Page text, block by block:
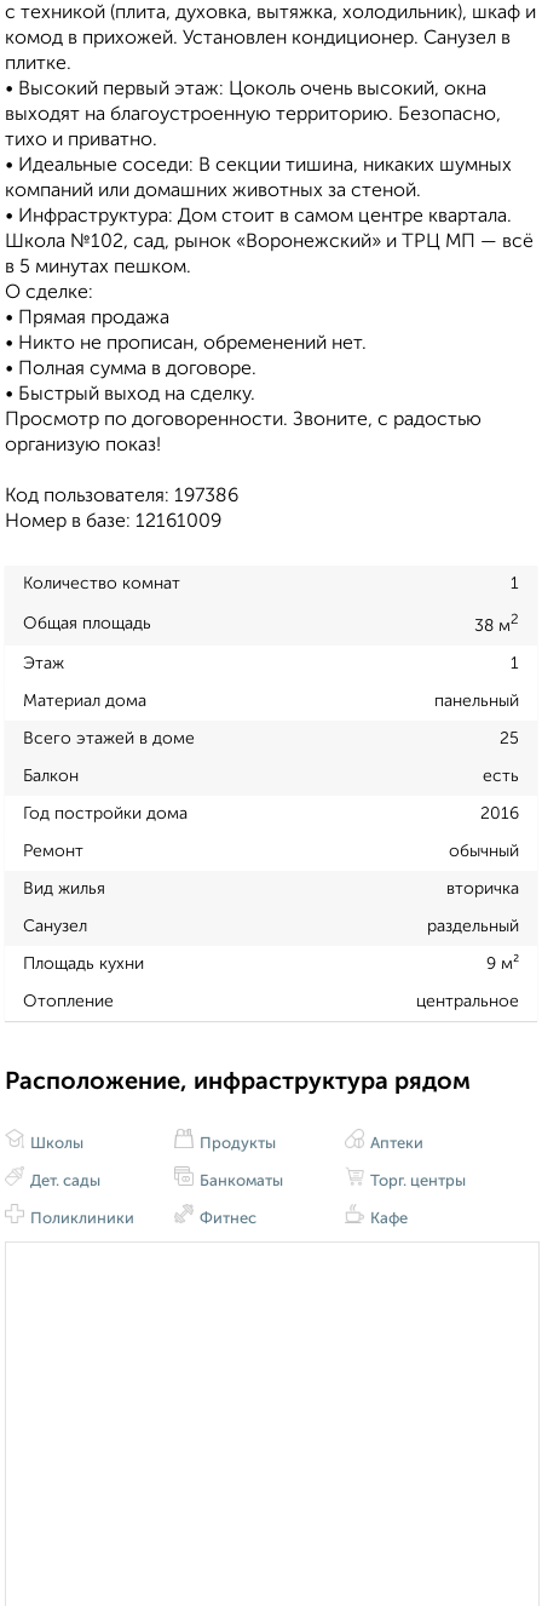
с техникой (плита, духовка, вытяжка, холодильник), шкаф и
комод в прихожей. Установлен кондиционер. Санузел в
плитке.
• Высокий первый этаж: Цоколь очень высокий, окна
выходят на благоустроенную территорию. Безопасно,
тихо и приватно.
• Идеальные соседи: В секции тишина, никаких шумных
компаний или домашних животных за стеной.
• Инфраструктура: Дом стоит в самом центре квартала.
Школа №102, сад, рынок «Воронежский» и ТРЦ МП — всё
в 5 минутах пешком.
О сделке:
• Прямая продажа
• Никто не прописан, обременений нет.
• Полная сумма в договоре.
• Быстрый выход на сделку.
Просмотр по договоренности. Звоните, с радостью
организую показ!
Код пользователя: 197386
Номер в базе: 12161009
Количество комнат 1
Общая площадь 38 м2
Этаж 1
Материал дома панельный
Всего этажей в доме 25
Балкон есть
Год постройки дома 2016
Ремонт обычный
Вид жилья вторичка
Санузел раздельный
Площадь кухни 9 м²
Отопление центральное
Расположение, инфраструктура рядом
Школы
Дет. сады
Поликлиники
Продукты
Банкоматы
Фитнес
Аптеки
Торг. центры
Кафе